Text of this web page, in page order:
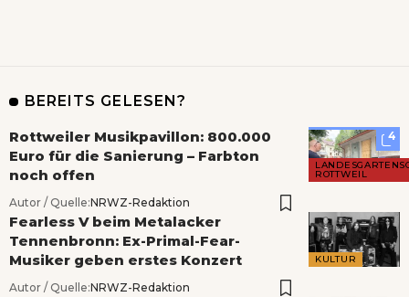
BEREITS GELESEN?
4
ROTTWEIL
Rottweiler Musikpavillon: 800.000
Euro für die Sanierung – Farbton
noch offen
Autor / Quelle:NRWZ-Redaktion
KULTUR
Fearless V beim Metalacker
Tennenbronn: Ex-Primal-Fear-
Musiker geben erstes Konzert
Autor / Quelle:NRWZ-Redaktion